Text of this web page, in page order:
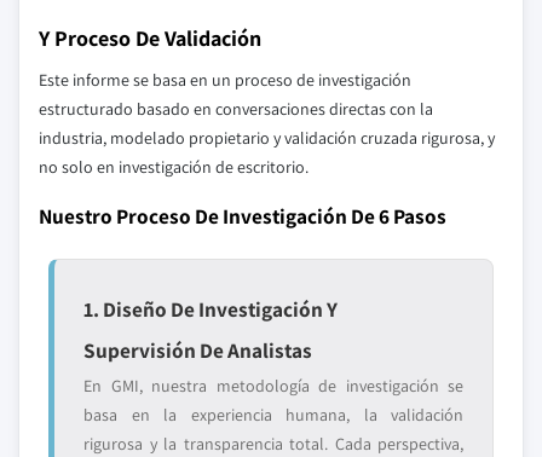
Y Proceso De Validación
Este informe se basa en un proceso de investigación
estructurado basado en conversaciones directas con la
industria, modelado propietario y validación cruzada rigurosa, y
no solo en investigación de escritorio.
Nuestro Proceso De Investigación De 6 Pasos
1. Diseño De Investigación Y
Supervisión De Analistas
En GMI, nuestra metodología de investigación se
basa en la experiencia humana, la validación
rigurosa y la transparencia total. Cada perspectiva,